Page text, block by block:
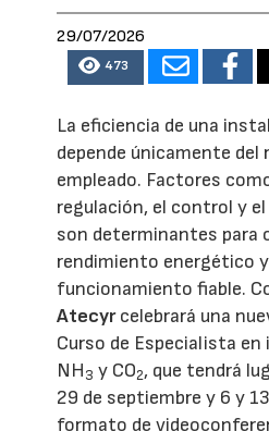
29/07/2026
473
La eficiencia de una
depende únicamente
empleado. Factores
regulación, el control y
son determinantes para
rendimiento energético
funcionamiento fiable.
Atecyrcelebrará una
Curso de Especialista
NH3 y CO2, que tendrá
29 de septiembre y 6 y
formato de